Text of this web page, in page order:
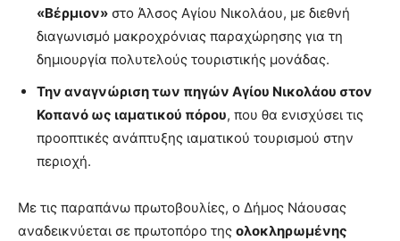
«Βέρμιον» στο Άλσος Αγίου Νικολάου, με διεθνή
διαγωνισμό μακροχρόνιας παραχώρησης για τη
δημιουργία πολυτελούς τουριστικής μονάδας.
Την αναγνώριση των πηγών Αγίου Νικολάου στον
Κοπανό ως ιαματικού πόρου, που θα ενισχύσει τις
προοπτικές ανάπτυξης ιαματικού τουρισμού στην
περιοχή.
Με τις παραπάνω πρωτοβουλίες, ο Δήμος Νάουσας
αναδεικνύεται σε πρωτοπόρο της ολοκληρωμένης